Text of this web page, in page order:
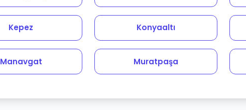
Kepez Konyaaltı
Manavgat Muratpaşa